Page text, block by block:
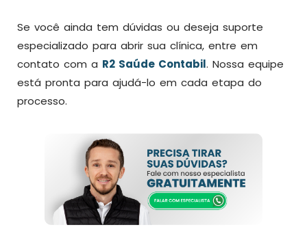
Se você ainda tem dúvidas ou deseja suporte
especializado para abrir sua clínica, entre em
contato com a R2 Saúde Contabil. Nossa equipe
está pronta para ajudá-lo em cada etapa do
processo.